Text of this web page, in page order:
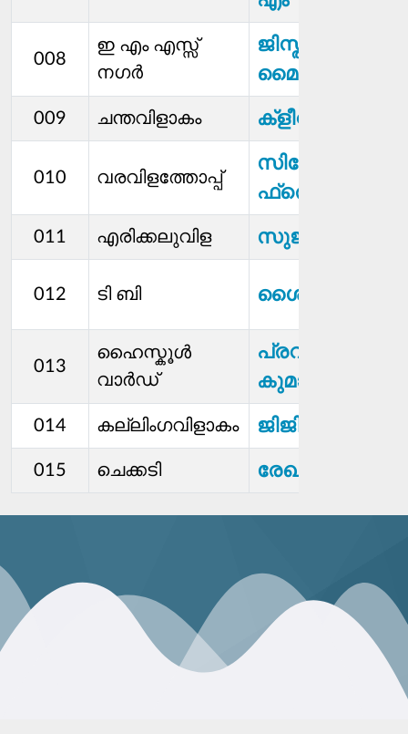
008
ഇ എം എസ്സ്
നഗർ
ജിസ്തി
മൈതീൻപിള്ള
009 ചന്തവിളാകം ക്ളീറ്റസ്.എ
010 വരവിളത്തോപ്പ്
സിനോറ
ഫ്രെഡി
011 എരിക്കലുവിള സുജ ജോൺ
012 ടി ബി ശൈലജ.ജെ
013
ഹൈസ്കൂൾ
വാർഡ്
പ്രവീണ
014 കല്ലിംഗവിളാകം ജിജി. ജെ.യു
015 ചെക്കടി രേഖമോൾ